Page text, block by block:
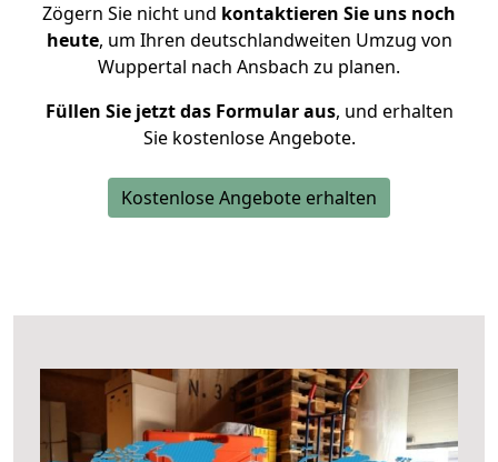
Zögern Sie nicht und kontaktieren Sie uns noch
heute, um Ihren deutschlandweiten Umzug von
Wuppertal nach Ansbach zu planen.
Füllen Sie jetzt das Formular aus, und erhalten
Sie kostenlose Angebote.
Kostenlose Angebote erhalten